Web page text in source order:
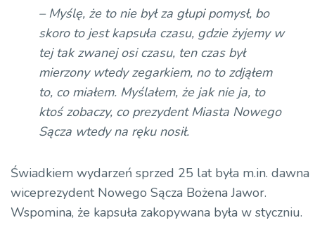
dźwiękowych
– Myślę, że to nie był za głupi pomysł, bo
skoro to jest kapsuła czasu, gdzie żyjemy w
tej tak zwanej osi czasu, ten czas był
mierzony wtedy zegarkiem, no to zdjąłem
to, co miałem. Myślałem, że jak nie ja, to
ktoś zobaczy, co prezydent Miasta Nowego
Sącza wtedy na ręku nosił.
Świadkiem wydarzeń sprzed 25 lat była m.in. dawna
wiceprezydent Nowego Sącza Bożena Jawor.
Wspomina, że kapsuła zakopywana była w styczniu.